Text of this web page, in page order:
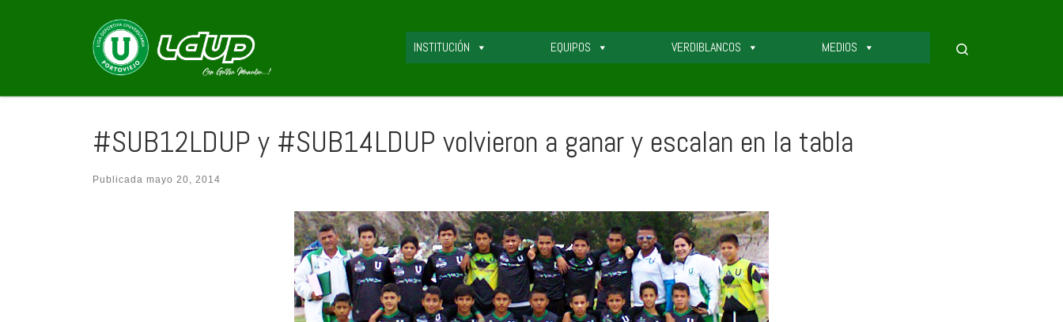
Saltar al contenido
INSTITUCIÓN EQUIPOS VERDIBLANCOS MEDIOS
#SUB12LDUP y #SUB14LDUP volvieron a ganar y escalan en la tabla
Publicada mayo 20, 2014